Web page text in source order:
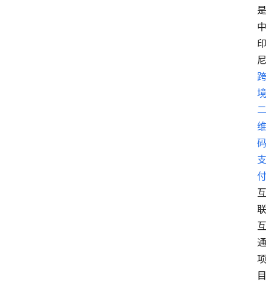
是
中
印
尼
跨
境
二
维
码
支
付
互
联
互
通
项
目